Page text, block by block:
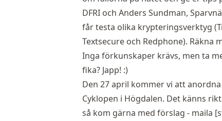
DFRI och Anders Sundman,
får testa olika krypteringsverktyg
Textsecure och Redphone).
Inga förkunskaper krävs, men ta
fika? Japp! :)
Den 27 april kommer vi att
Cyklopen i Högdalen. Det känns
så kom gärna med förslag - maila